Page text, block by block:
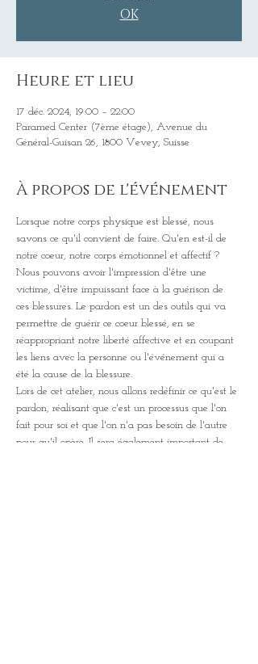
OK
Heure et lieu
17 déc. 2024, 19:00 – 22:00
Paramed Center (7ème étage), Avenue du
Général-Guisan 26, 1800 Vevey, Suisse
À propos de l'événement
Lorsque notre corps physique est blessé, nous
savons ce qu'il convient de faire. Qu'en est-il de
notre coeur, notre corps émotionnel et affectif ?
Nous pouvons avoir l'impression d'être une
victime, d'être impuissant face à la guérison de
ces blessures. Le pardon est un des outils qui va
permettre de guérir ce coeur blessé, en se
réappropriant notre liberté affective et en coupant
les liens avec la personne ou l'événement qui a
été la cause de la blessure.
Lors de cet atelier, nous allons redéfinir ce qu'est le
pardon, réalisant que c'est un processus que l'on
fait pour soi et que l'on n'a pas besoin de l'autre
pour qu'il opère. Il sera également important de